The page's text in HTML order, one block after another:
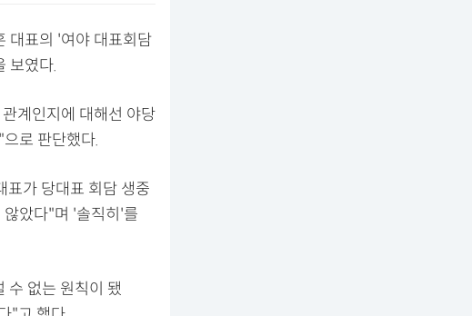
대표의 '여야 대표회담
보였다.
계인지에 대해선 야당
로 판단했다.
표가 당대표 회담 생중
았다"며 '솔직히'를
수 없는 원칙이 됐